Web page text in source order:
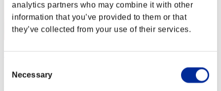
analytics partners who may combine it with other
information that you’ve provided to them or that
they’ve collected from your use of their services.
Selection
Necessary
Night of Nights
スコア:Lv:1/02'28"88